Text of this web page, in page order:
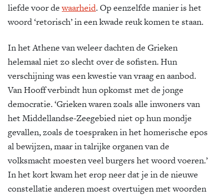
liefde voor dewaarheid. Op eenzelfde manier is het
woord ‘retorisch’ in een kwade reuk komen te staan.
In het Athene van weleer dachten de Grieken
helemaal niet zo slecht over de sofisten. Hun
verschijning was een kwestie van vraag en aanbod.
Van Hooff verbindt hun opkomst met de jonge
democratie. ‘Grieken waren zoals alle inwoners van
het Middellandse-Zeegebied niet op hun mondje
gevallen, zoals de toespraken in het homerische epos
al bewijzen, maar in talrijke organen van de
volksmacht moesten veel burgers het woord voeren.’
In het kort kwam het erop neer dat je in de nieuwe
constellatie anderen moest overtuigen met woorden